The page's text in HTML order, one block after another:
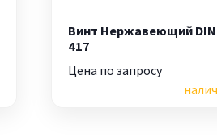
Винт Нержавеющий DIN
417
Цена по запросу